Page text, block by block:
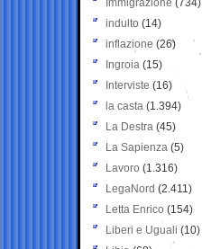
Immigrazione (734)
indulto (14)
inflazione (26)
Ingroia (15)
Interviste (16)
la casta (1.394)
La Destra (45)
La Sapienza (5)
Lavoro (1.316)
LegaNord (2.411)
Letta Enrico (154)
Liberi e Uguali (10)